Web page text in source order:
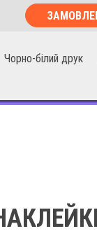
Чорно-білий друк